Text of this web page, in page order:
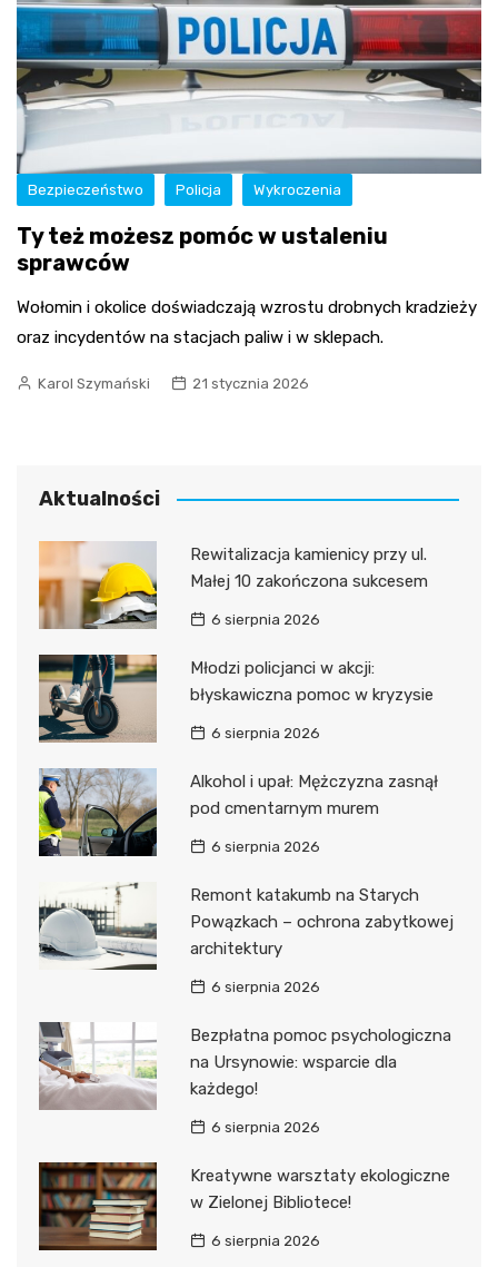
Bezpieczeństwo Policja Wykroczenia
Ty też możesz pomóc w ustaleniu
sprawców
Wołomin i okolice doświadczają wzrostu drobnych kradzieży
oraz incydentów na stacjach paliw i w sklepach.
Karol Szymański 21 stycznia 2026
Aktualności
Rewitalizacja kamienicy przy ul.
Małej 10 zakończona sukcesem
6 sierpnia 2026
Młodzi policjanci w akcji:
błyskawiczna pomoc w kryzysie
6 sierpnia 2026
Alkohol i upał: Mężczyzna zasnął
pod cmentarnym murem
6 sierpnia 2026
Remont katakumb na Starych
Powązkach – ochrona zabytkowej
architektury
6 sierpnia 2026
Bezpłatna pomoc psychologiczna
na Ursynowie: wsparcie dla
każdego!
6 sierpnia 2026
Kreatywne warsztaty ekologiczne
w Zielonej Bibliotece!
6 sierpnia 2026